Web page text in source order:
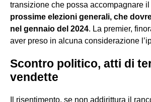
transizione che possa accompagnare
prossime elezioni generali, che
nel gennaio del 2024. La premier,
aver preso in alcuna considerazione
Scontro politico, atti di
vendette
Il risentimento, se non addirittura il